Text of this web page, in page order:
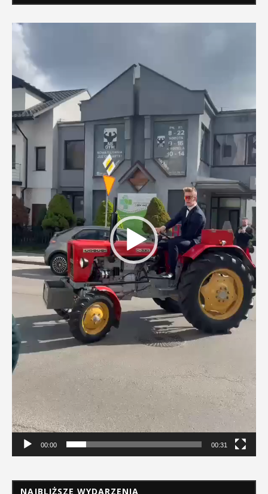
Odtwarzacz
00:00 00:31
NAJBLIŻSZE WYDARZENIA